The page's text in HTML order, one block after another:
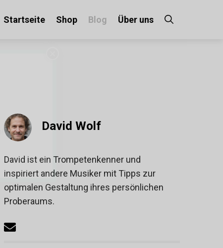
Startseite Shop Blog Über uns
David Wolf
David ist ein Trompetenkenner und
inspiriert andere Musiker mit Tipps zur
optimalen Gestaltung ihres persönlichen
Proberaums.